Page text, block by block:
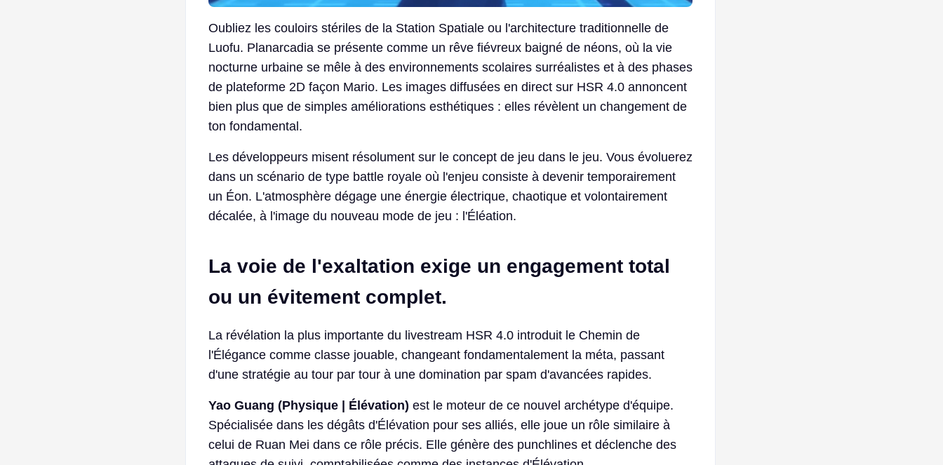
Oubliez les couloirs stériles de la Station Spatiale ou l'architecture traditionnelle de
Luofu. Planarcadia se présente comme un rêve fiévreux baigné de néons, où la vie
nocturne urbaine se mêle à des environnements scolaires surréalistes et à des phases
de plateforme 2D façon Mario. Les images diffusées en direct sur HSR 4.0 annoncent
bien plus que de simples améliorations esthétiques : elles révèlent un changement de
ton fondamental.
Les développeurs misent résolument sur le concept de jeu dans le jeu. Vous évoluerez
dans un scénario de type battle royale où l'enjeu consiste à devenir temporairement
un Éon. L'atmosphère dégage une énergie électrique, chaotique et volontairement
décalée, à l'image du nouveau mode de jeu : l'Éléation.
La voie de l'exaltation exige un engagement total
ou un évitement complet.
La révélation la plus importante du livestream HSR 4.0 introduit le Chemin de
l'Élégance comme classe jouable, changeant fondamentalement la méta, passant
d'une stratégie au tour par tour à une domination par spam d'avancées rapides.
Yao Guang (Physique | Élévation) est le moteur de ce nouvel archétype d'équipe.
Spécialisée dans les dégâts d'Élévation pour ses alliés, elle joue un rôle similaire à
celui de Ruan Mei dans ce rôle précis. Elle génère des punchlines et déclenche des